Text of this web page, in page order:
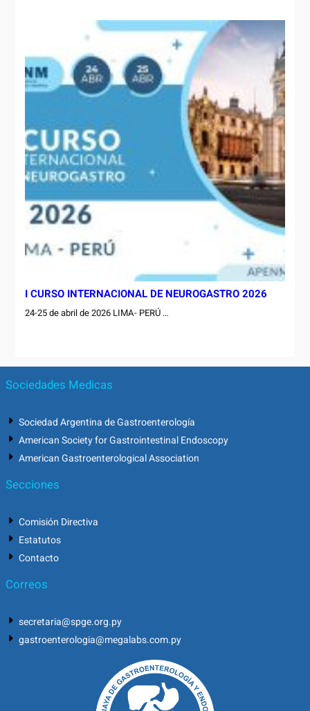
I CURSO INTERNACIONAL DE NEUROGASTRO 2026
24-25 de abril de 2026 LIMA- PERÚ …
Sociedades Medicas
Sociedad Argentina de Gastroenterología
American Society for Gastrointestinal Endoscopy
American Gastroenterological Association
Secciones
Comisión Directiva
Estatutos
Contacto
Correos
secretaria@spge.org.py
gastroenterologia@megalabs.com.py